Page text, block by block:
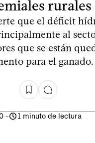
rurales
que el déficit
al
que se están
para el ganado.
- 1 minuto de lectura